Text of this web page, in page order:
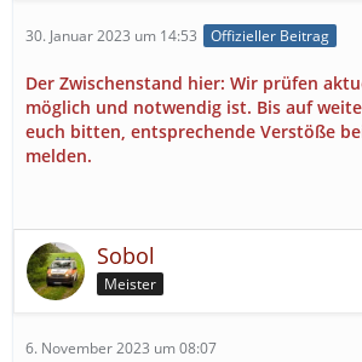
30. Januar 2023 um 14:53 Offizieller Beitrag
Der Zwischenstand hier: Wir prüfen
möglich und notwendig ist. Bis auf
euch bitten, entsprechende Verstöße
melden.
Sobol
Meister
6. November 2023 um 08:07